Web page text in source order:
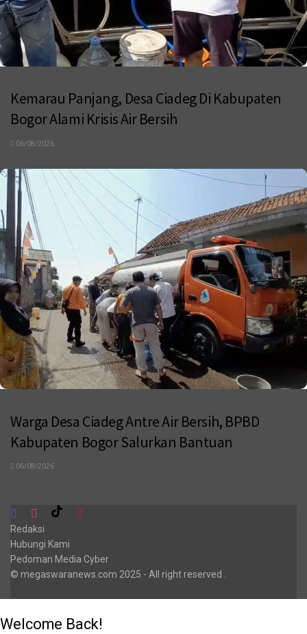
Kemarau Panjang, Desa Ciadeg Di Kabupaten
Bogor Alami Krisis Air Bersih
06/08/2026
Warga Desa Ciadeg Antre Air Bersih, BPBD
Kabupaten Bogor Salurkan Bantuan
06/08/2026
Redaksi
Hubungi Kami
Pedoman Media Cyber
© megaswaranews.com 2025 - All right reserved .
Welcome Back!